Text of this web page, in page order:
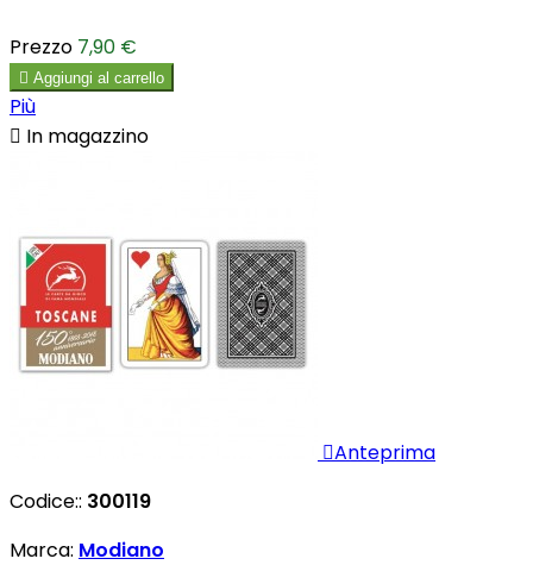
Prezzo 7,90 €
 Aggiungi al carrello
Più
 In magazzino
Anteprima
Codice:: 300119
Marca: Modiano